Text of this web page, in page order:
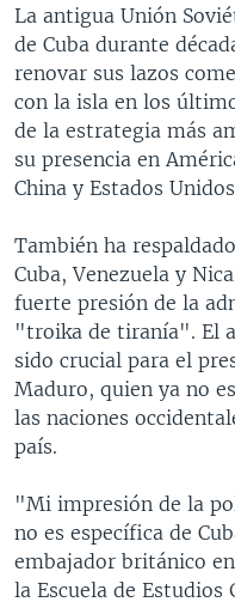
La antigua Unión
de Cuba durante
renovar sus lazos
con la isla en los
de la estrategia más
su presencia en
China y Estados
También ha
Cuba, Venezuela y
fuerte presión de la
"troika de tiranía". El
sido crucial para el
Maduro, quien ya no
las naciones
país.
"Mi impresión de la
no es específica de
embajador británico
la Escuela de Estudios